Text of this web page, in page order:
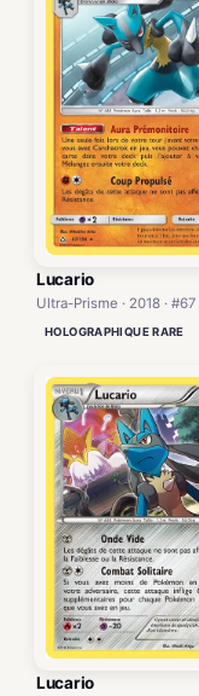
Lucario
Ultra-Prisme · 2018 · #67
HOLOGRAPHIQUE RARE
Lucario